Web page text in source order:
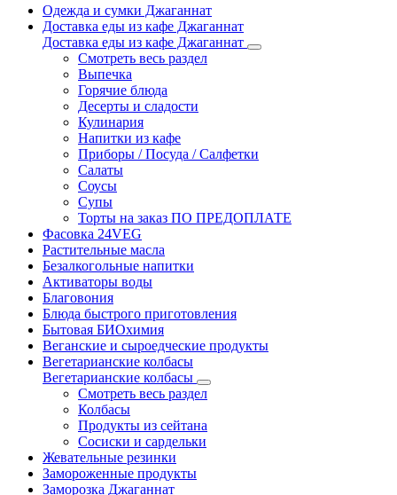
Одежда и сумки Джаганнат
Доставка еды из кафе Джаганнат
Доставка еды из кафе Джаганнат
Смотреть весь раздел
Выпечка
Горячие блюда
Десерты и сладости
Кулинария
Напитки из кафе
Приборы / Посуда / Салфетки
Салаты
Соусы
Супы
Торты на заказ ПО ПРЕДОПЛАТЕ
Фасовка 24VEG
Растительные масла
Безалкогольные напитки
Активаторы воды
Благовония
Блюда быстрого приготовления
Бытовая БИОхимия
Веганские и сыроедческие продукты
Вегетарианские колбасы
Вегетарианские колбасы
Смотреть весь раздел
Колбасы
Продукты из сейтана
Сосиски и сардельки
Жевательные резинки
Замороженные продукты
Заморозка Джаганнат